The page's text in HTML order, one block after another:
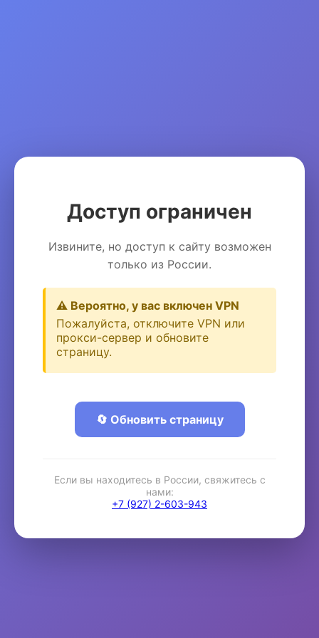
Доступ ограничен
Извините, но доступ к сайту возможен
только из России.
⚠️ Вероятно, у вас включен VPN
Пожалуйста, отключите VPN или
прокси-сервер и обновите
страницу.
🔄 Обновить страницу
Если вы находитесь в России, свяжитесь с
нами:
+7 (927) 2-603-943